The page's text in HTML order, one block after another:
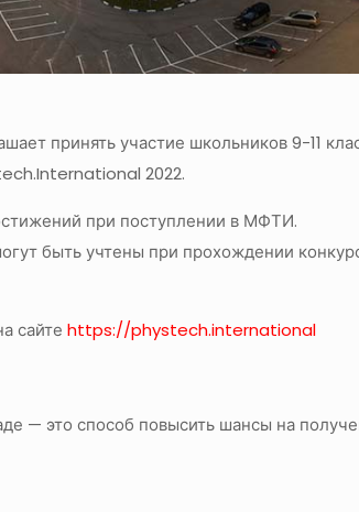
принять участие школьников 9-11
2022.
при поступлении в МФТИ.
быть учтены при прохождении
сайтеhttps://phystech.international
— это способ повысить шансы на